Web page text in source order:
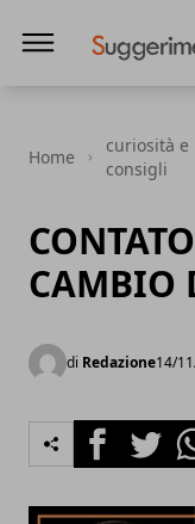
Home
curiosità e
consigli
CAMBIO
di Redazione14/
FacebookTwitter